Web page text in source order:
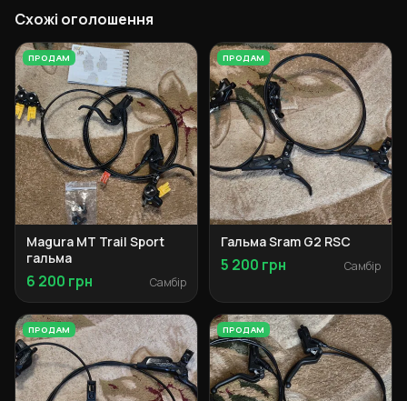
Схожі оголошення
ПРОДАМ
Magura MT Trail Sport
гальма
6 200 грн Самбір
ПРОДАМ
Гальма Sram G2 RSC
5 200 грн Самбір
ПРОДАМ ПРОДАМ